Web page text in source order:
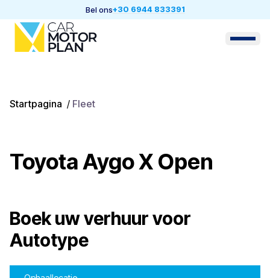
Bel ons+30 6944 833391
Startpagina / Fleet
Toyota Aygo X Open
Boek uw verhuur voor
Autotype